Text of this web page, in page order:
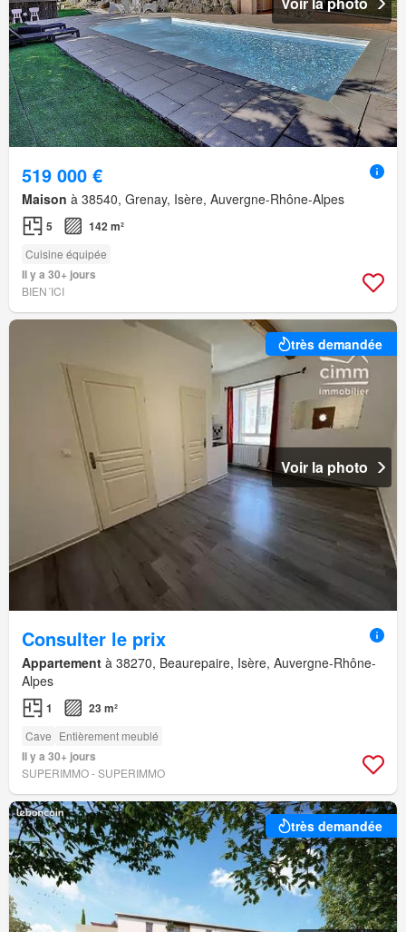
519 000 €
Maison à 38540, Grenay, Isère, Auvergne-Rhône-Alpes
5 142 m²
Cuisine équipée
Il y a 30+ jours
BIEN´ICI
très demandée
Voir la photo
Consulter le prix
Appartement à 38270, Beaurepaire, Isère, Auvergne-Rhône-
Alpes
1 23 m²
Cave Entièrement meublé
Il y a 30+ jours
SUPERIMMO - SUPERIMMO
très demandée